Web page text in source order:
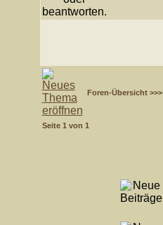
Foren-Übersicht>>>
Seite 1 von 1